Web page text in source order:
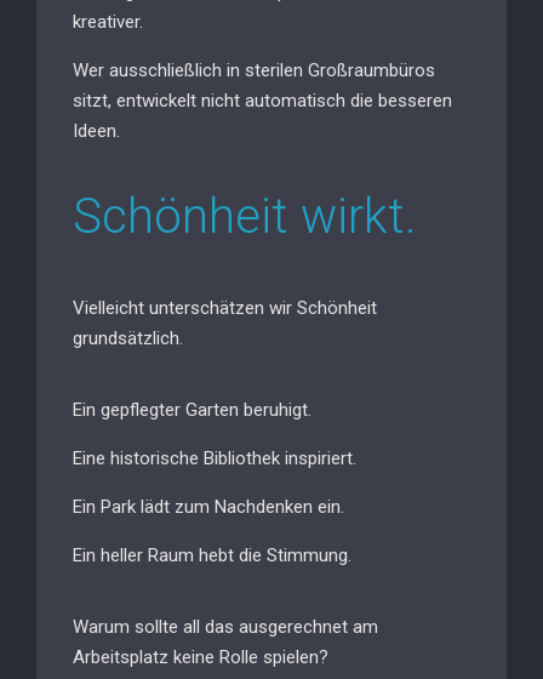
kreativer.
Wer ausschließlich in sterilen Großraumbüros
sitzt, entwickelt nicht automatisch die besseren
Ideen.
Schönheit wirkt.
Vielleicht unterschätzen wir Schönheit
grundsätzlich.
Ein gepflegter Garten beruhigt.
Eine historische Bibliothek inspiriert.
Ein Park lädt zum Nachdenken ein.
Ein heller Raum hebt die Stimmung.
Warum sollte all das ausgerechnet am
Arbeitsplatz keine Rolle spielen?